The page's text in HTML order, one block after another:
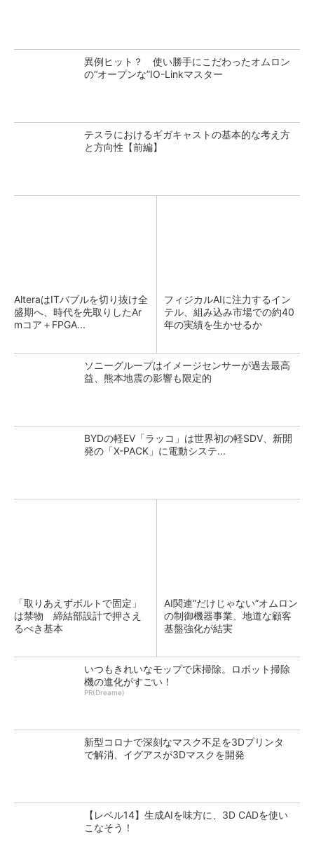
異例ヒット？ 使い勝手にこだわったオムロン
の“オープンな”IO-Linkマスター
テスラにおけるギガキャストの基本的な考え方
と方向性【前編】
AlteraはITバブルを切り抜け全
盛期へ、時代を先取りしたAr
mコア＋FPGA...
フィジカルAIに注力するイン
テル、組み込み市場での約40
年の実績を生かせるか
ソニーグループはイメージセンサーが過去最高
益、熊本地震の影響も限定的
BYDの軽EV「ラッコ」は世界初の軽SDV、新開
発の「X-PACK」に電動システ...
「取りあえずボルトで固定」
は禁物 締結部設計で押さえ
るべき基本
AI関連“だけじゃない”オムロン
の制御機器事業、地道な顧客
基盤強化が結実
いつもきれいなモップで床掃除。ロボット掃除
機の進化がすごい！
PR(Dreame)
新型コロナで深刻なマスク不足を3Dプリンタ
で解消、イグアスが3Dマスクを開発
【レベル14】生成AIを味方に、3D CADを使い
こなそう！